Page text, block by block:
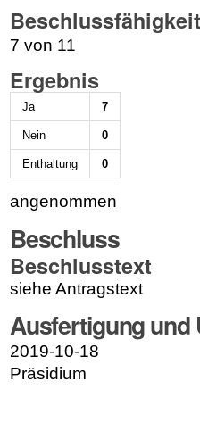
Beschlussfähigkeit
7 von 11
Ergebnis
Ja 7
Nein 0
Enthaltung 0
angenommen
Beschluss
Beschlusstext
siehe Antragstext
Ausfertigung und
2019-10-18
Präsidium